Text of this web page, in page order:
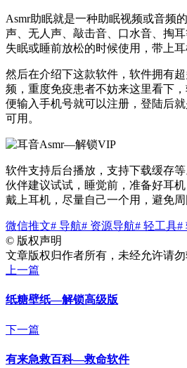
Asmr助眠就是一种助眠视频或音频
声、无人声、敲击音、口水音、掏
失眠或睡前放松的时候使用，带上耳
然后在介绍下这款软件，软件拥有
频，重度免疫患者不妨来这里看下
便输入手机号就可以注册，登陆后
可用。
软件支持后台播放，支持下载缓存
伙伴建议试试，睡觉前，准备好耳
戴上耳机，尽量自己一个用，避免
微信推文# 导航# 资源导航# 轻工具#
© 版权声明
文章版权归作者所有，未经允许请勿
上一篇
纸糖壁纸—解锁高级版
下一篇
有来急救百科—救命软件